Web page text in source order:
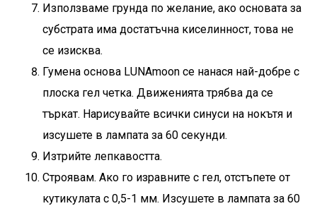
Използваме грунда по желание, ако основата за
субстрата има достатъчна киселинност, това не
се изисква.
Гумена основа LUNAmoon се нанася най-добре с
плоска гел четка. Движенията трябва да се
търкат. Нарисувайте всички синуси на нокътя и
изсушете в лампата за 60 секунди.
Изтрийте лепкавостта.
Строявам. Ако го изравните с гел, отстъпете от
кутикулата с 0,5-1 мм. Изсушете в лампата за 60